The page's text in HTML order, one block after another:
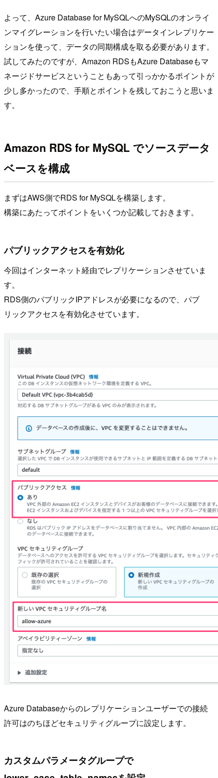
よって、Azure Database for MySQLへのMySQLのオンライ
ンマイグレーションを行いたい場合はデータインレプリケー
ションを使って、データの同期構成を取る必要があります。
試してみたのですが、Amazon RDSもAzure Databaseもマ
ネージドサービスということもあって引っかかるポイントが
少し多かったので、手順とポイントを残しておこうと思いま
す。
Amazon RDS for MySQL でソースデータ
ベースを構成
まずはAWS側でRDS for MySQLを構築します。
構築にあたってポイントをいくつか記載しておきます。
パブリックアクセスを有効化
今回はインターネット経由でレプリケーションさせていま
す。
RDS側のパブリックIPアドレスが必要になるので、パブ
リックアクセスを有効化させています。
Azure Databaseからのレプリケーションユーザーでの接続
許可はのちほどセキュリティグループに設定します。
カスタムパラメータグループで